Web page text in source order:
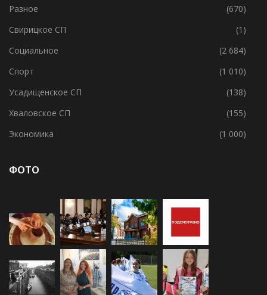
Разное
(670)
Свирицкое СП
(1)
Социальное
(2 684)
Спорт
(1 010)
Усадищенское СП
(138)
Хваловское СП
(155)
Экономика
(1 000)
ФОТО